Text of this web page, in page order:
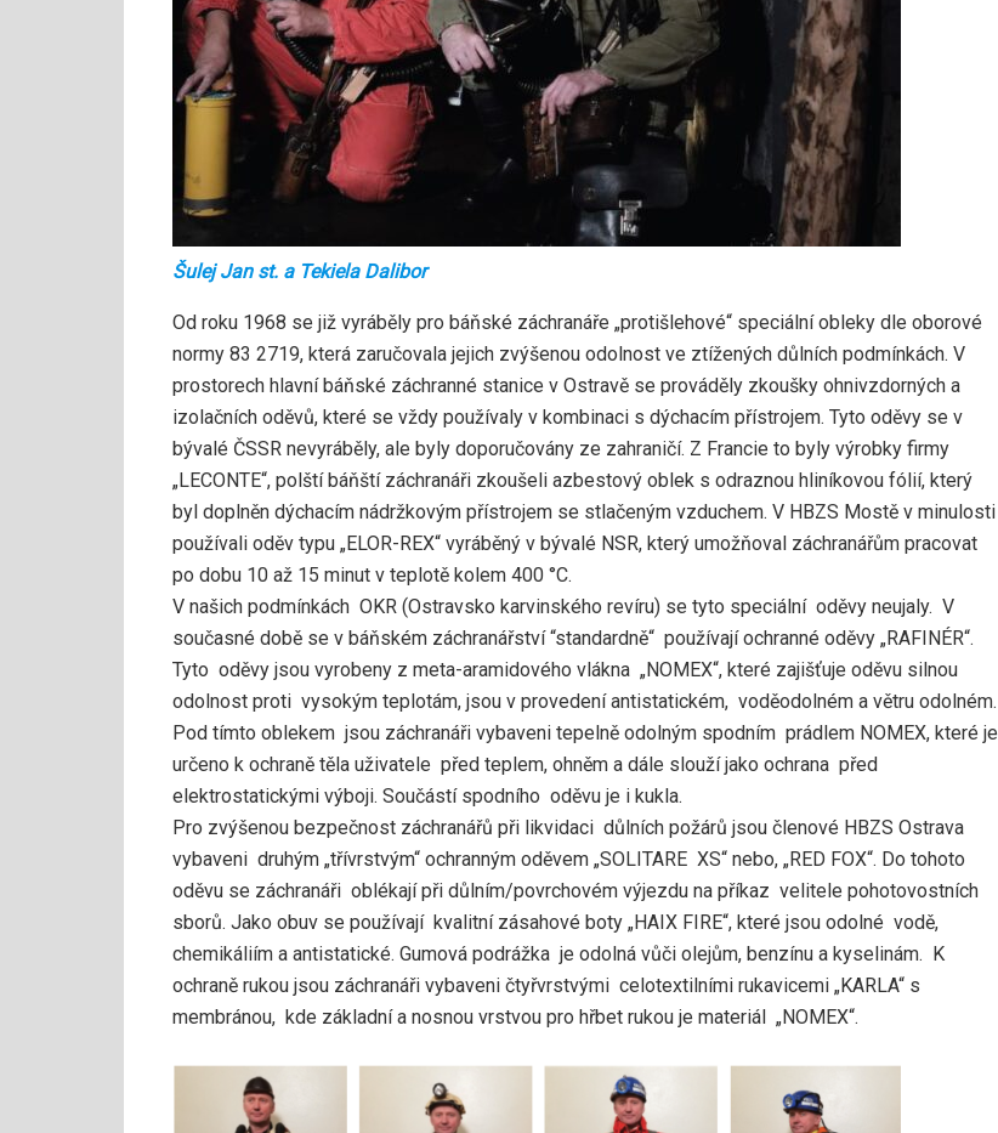
Šulej Jan st. a Tekiela Dalibor
Od roku 1968 se již vyráběly pro báňské záchranáře „protišlehové“ speciální obleky dle oborové
normy 83 2719, která zaručovala jejich zvýšenou odolnost ve ztížených důlních podmínkách. V
prostorech hlavní báňské záchranné stanice v Ostravě se prováděly zkoušky ohnivzdorných a
izolačních oděvů, které se vždy používaly v kombinaci s dýchacím přístrojem. Tyto oděvy se v
bývalé ČSSR nevyráběly, ale byly doporučovány ze zahraničí. Z Francie to byly výrobky firmy
„LECONTE“, polští báňští záchranáři zkoušeli azbestový oblek s odraznou hliníkovou fólií, který
byl doplněn dýchacím nádržkovým přístrojem se stlačeným vzduchem. V HBZS Mostě v minulosti
používali oděv typu „ELOR-REX“ vyráběný v bývalé NSR, který umožňoval záchranářům pracovat
po dobu 10 až 15 minut v teplotě kolem 400 °C.
V našich podmínkách OKR (Ostravsko karvinského revíru) se tyto speciální oděvy neujaly. V
současné době se v báňském záchranářství “standardně“ používají ochranné oděvy „RAFINÉR“.
Tyto oděvy jsou vyrobeny z meta-aramidového vlákna „NOMEX“, které zajišťuje oděvu silnou
odolnost proti vysokým teplotám, jsou v provedení antistatickém, voděodolném a větru odolném.
Pod tímto oblekem jsou záchranáři vybaveni tepelně odolným spodním prádlem NOMEX, které je
určeno k ochraně těla uživatele před teplem, ohněm a dále slouží jako ochrana před
elektrostatickými výboji. Součástí spodního oděvu je i kukla.
Pro zvýšenou bezpečnost záchranářů při likvidaci důlních požárů jsou členové HBZS Ostrava
vybaveni druhým „třívrstvým“ ochranným oděvem „SOLITARE XS“ nebo, „RED FOX“. Do tohoto
oděvu se záchranáři oblékají při důlním/povrchovém výjezdu na příkaz velitele pohotovostních
sborů. Jako obuv se používají kvalitní zásahové boty „HAIX FIRE“, které jsou odolné vodě,
chemikáliím a antistatické. Gumová podrážka je odolná vůči olejům, benzínu a kyselinám. K
ochraně rukou jsou záchranáři vybaveni čtyřvrstvými celotextilními rukavicemi „KARLA“ s
membránou, kde základní a nosnou vrstvou pro hřbet rukou je materiál „NOMEX“.